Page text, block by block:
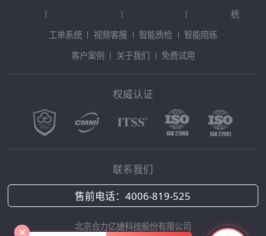
统
工单系统
视频客服 智能质检
智能陪练
客户案例
关于我们 免费试用
权威认证
联系我们
售前电话：4006-819-525
北京合力亿捷科技股份有限公司